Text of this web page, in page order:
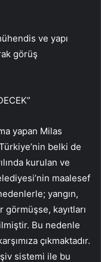
ve yapı
görüş
yapan Milas
belki de
kurulan ve
maalesef
yangın,
kayıtları
Bu nedenle
çıkmaktadır.
sistemi ile bu